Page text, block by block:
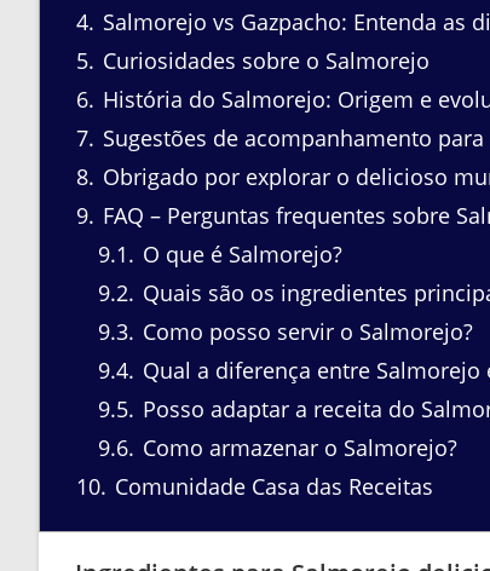
4 Salmorejo vs Gazpacho: Entenda as
5 Curiosidades sobre o Salmorejo
6 História do Salmorejo: Origem e
7 Sugestões de acompanhamento
8 Obrigado por explorar o delicioso
9 FAQ – Perguntas frequentes sobre
9.1
O que é Salmorejo?
9.2 Quais são os ingredientes
9.3 Como posso servir o Salmorejo?
9.4 Qual a diferença entre Salmorejo
9.5 Posso adaptar a receita do
9.6 Como armazenar o Salmorejo?
10 Comunidade Casa das Receitas